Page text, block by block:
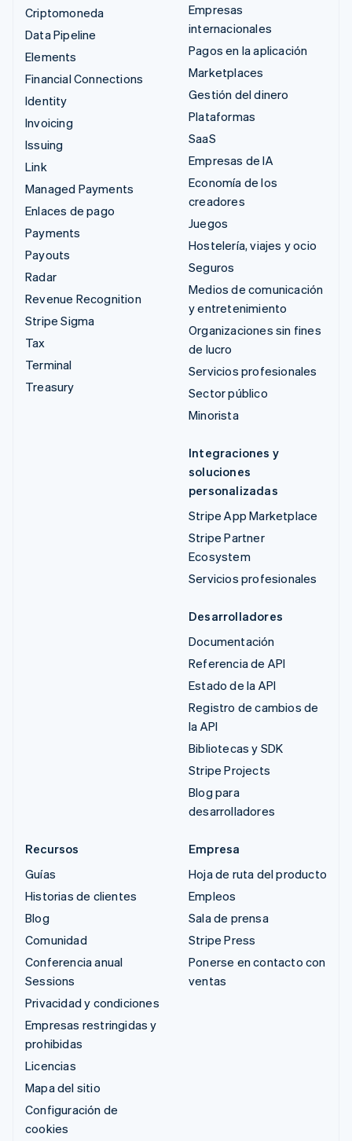
Criptomoneda
Data Pipeline
Elements
Financial Connections
Identity
Invoicing
Issuing
Link
Managed Payments
Enlaces de pago
Payments
Payouts
Radar
Revenue Recognition
Stripe Sigma
Tax
Terminal
Treasury
Empresas
internacionales
Pagos en la aplicación
Marketplaces
Gestión del dinero
Plataformas
SaaS
Empresas de IA
Economía de los
creadores
Juegos
Hostelería, viajes y ocio
Seguros
Medios de comunicación
y entretenimiento
Organizaciones sin fines
de lucro
Servicios profesionales
Sector público
Minorista
Integraciones y
soluciones
personalizadas
Stripe App Marketplace
Stripe Partner
Ecosystem
Servicios profesionales
Desarrolladores
Documentación
Referencia de API
Estado de la API
Registro de cambios de
la API
Bibliotecas y SDK
Stripe Projects
Blog para
desarrolladores
Recursos
Guías
Historias de clientes
Blog
Comunidad
Conferencia anual
Sessions
Privacidad y condiciones
Empresas restringidas y
prohibidas
Licencias
Mapa del sitio
Configuración de
cookies
Empresa
Hoja de ruta del producto
Empleos
Sala de prensa
Stripe Press
Ponerse en contacto con
ventas